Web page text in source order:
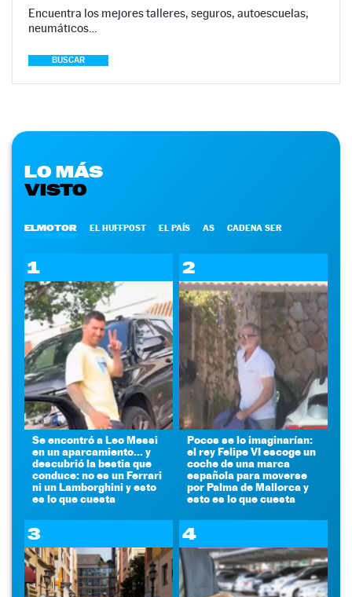
Encuentra los mejores talleres, seguros, autoescuelas,
neumáticos…
BUSCAR
LO MÁS
VISTO
ELMOTOR EL HUFFPOST EL PAÍS AS CADENA SER
1
Se encontró a Leo Messi
en un aparcamiento... y
descubrió la bestia que
conduce: no es un Ferrari
ni un Lamborghini y esto
es lo que cuesta
2
Pocos se lo imaginarían:
el rey Felipe VI escoge un
coche de una marca
española para moverse
por Palma de Mallorca y
esto es lo que cuesta
3 4